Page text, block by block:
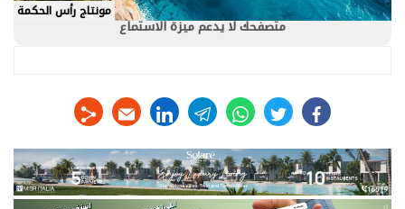
مونتاج رأس الحكمة
متصفحك لا يدعم ميزة الاستماع
facebook
twitter
whats
telegram
linkedin